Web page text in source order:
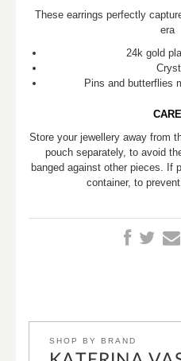
These earrings perfectly
era
24k gold
Pins and butterflies
CARE
Store your jewellery away from
pouch separately, to avoid
banged against other pieces. If
container, to
SHOP BY BRAND